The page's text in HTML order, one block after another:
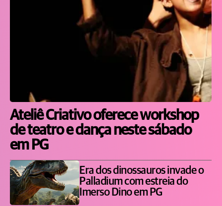
Ateliê Criativo oferece workshop
de teatro e dança neste sábado
em PG
Era dos dinossauros invade o
Palladium com estreia do
Imerso Dino em PG